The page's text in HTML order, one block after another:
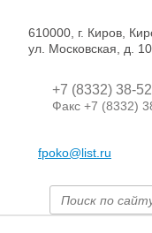
610000, г. Киров,
ул. Московская, д. 10
+7 (8332) 38-
Факс +7 (8332)
fpoko@list.ru